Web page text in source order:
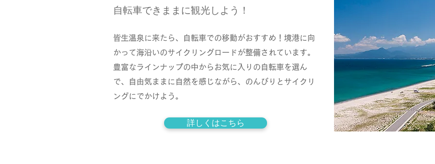
自転車できままに観光しよう！
皆生温泉に来たら、自転車での移動がおすすめ！境港に向
かって海沿いのサイクリングロードが整備されています。
豊富なラインナップの中からお気に入りの自転車を選ん
で、自由気ままに自然を感じながら、のんびりとサイクリ
ングにでかけよう。
詳しくはこちら